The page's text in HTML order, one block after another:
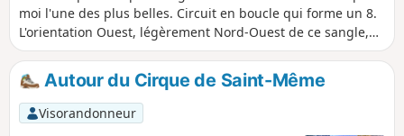
rejoint le Pas de Fouda Blanc que l'on désescalade avant de
traverser la Grotte à l'Échelle. La descente d'un pierrier puis
à travers bois récupère le chemin de retour.Trace gpx
nécessaire.
moi l'une des plus belles. Circuit en boucle qui forme un 8.
L'orientation Ouest, légèrement Nord-Ouest de ce sangle,
me pousse à vous recommander de partir en fin de matinée
et dans ce sens pour être en fin d'aprés-midi sur les plus
beaux paysages. Un autre descriptif bien plus complet se
trouve dans le livre de Pascal Sombardier "Les Randonnées
du Vertige".
Autour du Cirque de Saint-Même
Visorandonneur